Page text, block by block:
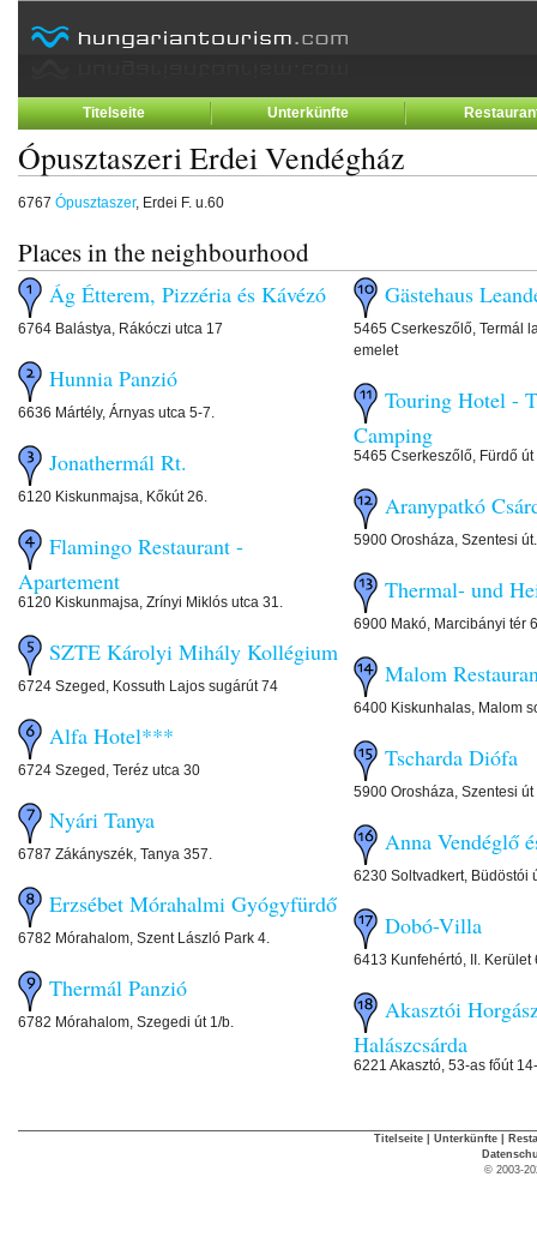
Titelseite Unterkünfte
Ópusztaszeri Erdei Vendégház
6767 Ópusztaszer, Erdei F. u.60
Places in the neighbourhood
Ág Étterem, Pizzéria és Kávézó
6764 Balástya, Rákóczi utca 17
Hunnia Panzió
6636 Mártély, Árnyas utca 5-7.
Jonathermál Rt.
6120 Kiskunmajsa, Kőkút 26.
Flamingo Restaurant -
Apartement
6120 Kiskunmajsa, Zrínyi Miklós utca 31.
SZTE Károlyi Mihály Kollégium
6724 Szeged, Kossuth Lajos sugárút 74
Alfa Hotel***
6724 Szeged, Teréz utca 30
Nyári Tanya
6787 Zákányszék, Tanya 357.
Erzsébet Mórahalmi Gyógyfürdő
6782 Mórahalom, Szent László Park 4.
Thermál Panzió
6782 Mórahalom, Szegedi út 1/b.
Gästehaus
5465 Cserkeszőlő, Termál
emelet
Touring Hotel -
Camping
5465 Cserkeszőlő, Fürdő út
Aranypatkó
5900 Orosháza, Szentesi
Thermal- und
6900 Makó, Marcibányi tér 6
Malom
6400 Kiskunhalas, Malom
Tscharda Diófa
5900 Orosháza, Szentesi út
Anna Vendéglő
6230 Soltvadkert, Büdöstói
Dobó-Villa
6413 Kunfehértó, II. Kerület
Akasztói
Halászcsárda
6221 Akasztó, 53-as főút
Titelseite Unterkünfte
© 2003-